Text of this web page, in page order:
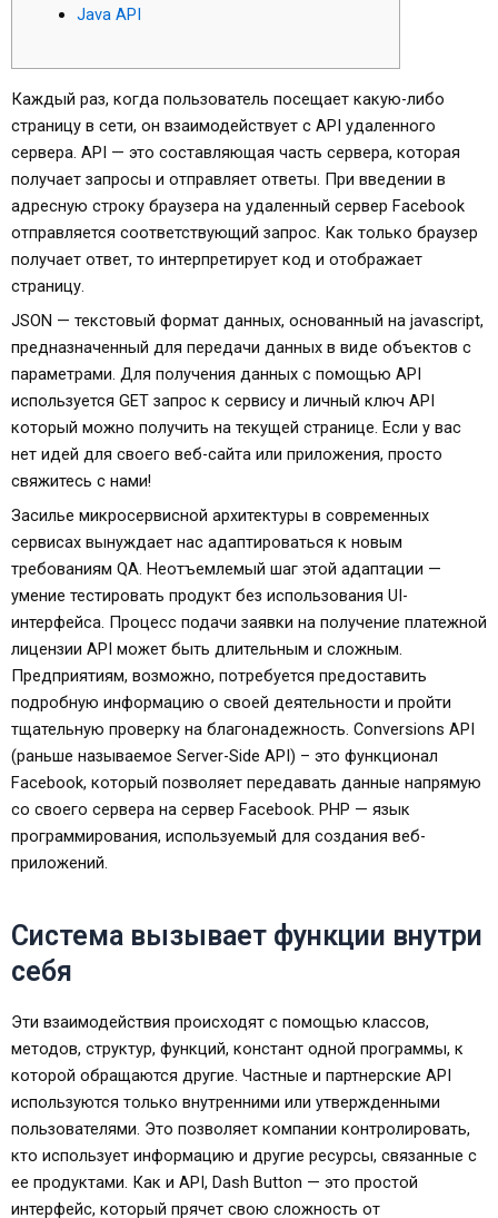
Java API
Каждый раз, когда пользователь посещает какую-либо
страницу в сети, он взаимодействует с API удаленного
сервера. API — это составляющая часть сервера, которая
получает запросы и отправляет ответы. При введении в
адресную строку браузера на удаленный сервер Facebook
отправляется соответствующий запрос. Как только браузер
получает ответ, то интерпретирует код и отображает
страницу.
JSON — текстовый формат данных, основанный на javascript,
предназначенный для передачи данных в виде объектов с
параметрами. Для получения данных с помощью API
используется GET запрос к сервису и личный ключ API
который можно получить на текущей странице. Если у вас
нет идей для своего веб-сайта или приложения, просто
свяжитесь с нами!
Засилье микросервисной архитектуры в современных
сервисах вынуждает нас адаптироваться к новым
требованиям QA. Неотъемлемый шаг этой адаптации —
умение тестировать продукт без использования UI-
интерфейса. Процесс подачи заявки на получение платежной
лицензии API может быть длительным и сложным.
Предприятиям, возможно, потребуется предоставить
подробную информацию о своей деятельности и пройти
тщательную проверку на благонадежность. Conversions API
(раньше называемое Server-Side API) – это функционал
Facebook, который позволяет передавать данные напрямую
со своего сервера на сервер Facebook. PHP — язык
программирования, используемый для создания веб-
приложений.
Система вызывает функции внутри
себя
Эти взаимодействия происходят с помощью классов,
методов, структур, функций, констант одной программы, к
которой обращаются другие. Частные и партнерские API
используются только внутренними или утвержденными
пользователями. Это позволяет компании контролировать,
кто использует информацию и другие ресурсы, связанные с
ее продуктами. Как и API, Dash Button — это простой
интерфейс, который прячет свою сложность от